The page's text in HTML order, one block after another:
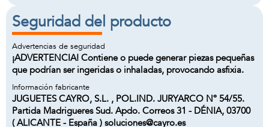
Seguridad del producto
Advertencias de seguridad
¡ADVERTENCIA! Contiene o puede generar piezas pequeñas
que podrían ser ingeridas o inhaladas, provocando asfixia.
Información fabricante
JUGUETES CAYRO, S.L. , POL.IND. JURYARCO Nº 54/55.
Partida Madrigueres Sud. Apdo. Correos 31 - DÉNIA, 03700
( ALICANTE - España ) soluciones@cayro.es